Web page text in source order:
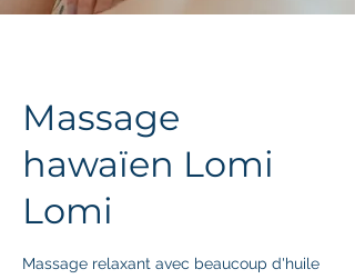
Massage
hawaïen Lomi
Lomi
Massage relaxant avec beaucoup d'huile